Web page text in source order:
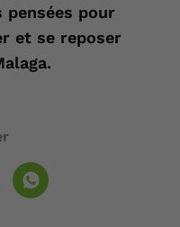
pensées pour
et se reposer